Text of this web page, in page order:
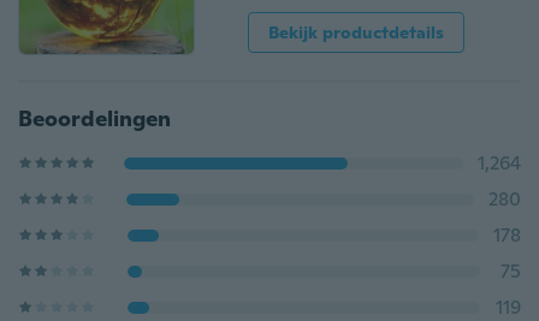
Bekijk productdetails
Beoordelingen
1,264
280
178
75
119